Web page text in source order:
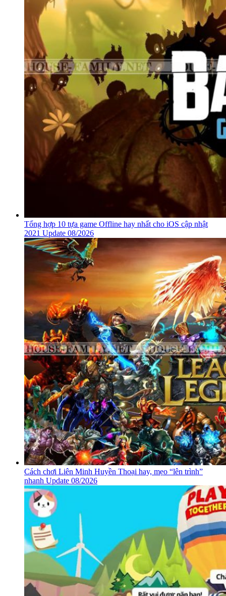
Tổng hợp 10 tựa game Offline hay nhất cho iOS cập nhật
2021 Update 08/2026
Cách chơi Liên Minh Huyền Thoại hay, mẹo “lên trình”
nhanh Update 08/2026